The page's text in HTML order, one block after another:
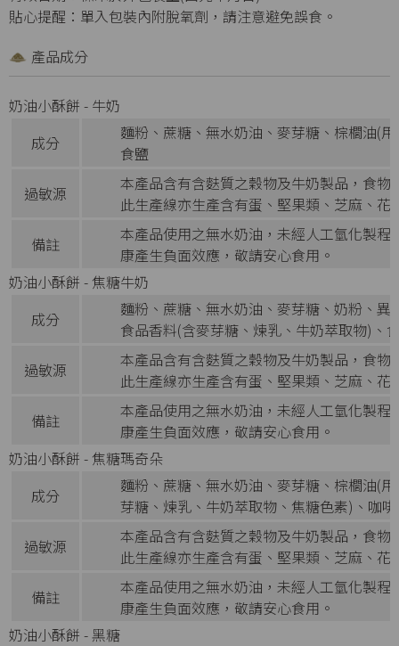
貼心提醒：單入包裝內附脫氧劑，請注意避免誤食。
產品成分
奶油小酥餅 - 牛奶
成分
麵粉、蔗糖、無水奶油、麥芽糖、棕櫚油(
食鹽
過敏源
本產品含有含麩質之穀物及牛奶製品，食物
此生產線亦生產含有蛋、堅果類、芝麻、花
備註
本產品使用之無水奶油，未經人工氫化製
康產生負面效應，敬請安心食用。
奶油小酥餅 - 焦糖牛奶
成分
麵粉、蔗糖、無水奶油、麥芽糖、奶粉、
食品香料(含麥芽糖、煉乳、牛奶萃取物)、
過敏源
本產品含有含麩質之穀物及牛奶製品，食物
此生產線亦生產含有蛋、堅果類、芝麻、花
備註
本產品使用之無水奶油，未經人工氫化製
康產生負面效應，敬請安心食用。
奶油小酥餅 - 焦糖瑪奇朵
成分
麵粉、蔗糖、無水奶油、麥芽糖、棕櫚油(
芽糖、煉乳、牛奶萃取物、焦糖色素)、咖
過敏源
本產品含有含麩質之穀物及牛奶製品，食物
此生產線亦生產含有蛋、堅果類、芝麻、花
備註
本產品使用之無水奶油，未經人工氫化製
康產生負面效應，敬請安心食用。
奶油小酥餅 - 黑糖